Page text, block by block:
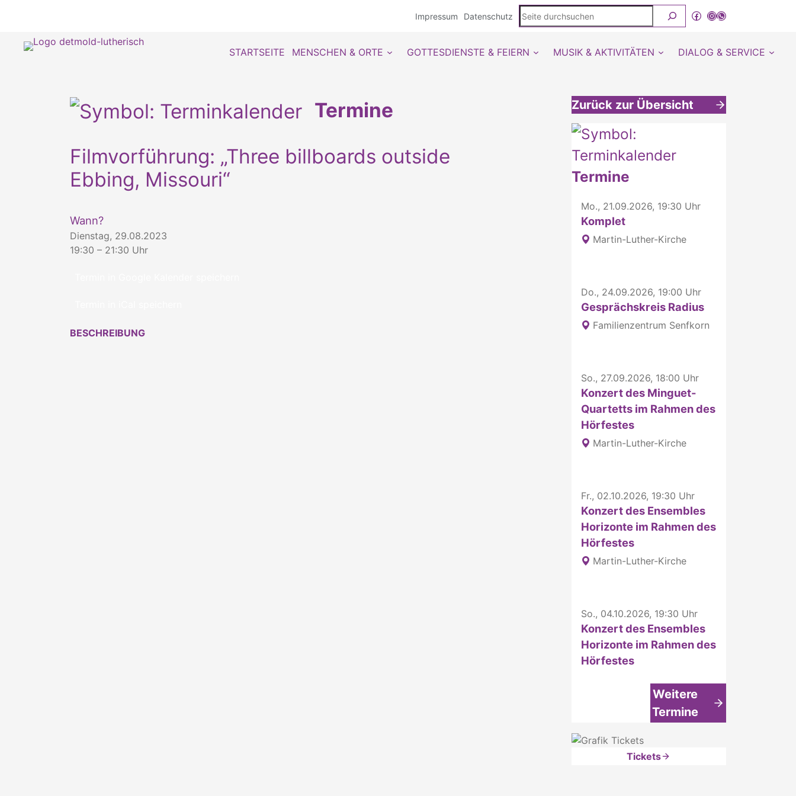
Impressum Datenschutz
Seite
durchsuchen
Facebook
Instagram
WhatsApp Kanal von detmold-lutherisch
STARTSEITE MENSCHEN & ORTE GOTTESDIENSTE & FEIERN MUSIK & AKTIVITÄTEN DIALOG & SERVICE
Termine
Filmvorführung: „Three billboards outside
Ebbing, Missouri“
Wann?
Dienstag, 29.08.2023
19:30 – 21:30 Uhr
BESCHREIBUNG
Zurück zur Übersicht
Weitere interessante Inhalte
Termine
Mo., 21.09.2026, 19:30 Uhr
Komplet
Martin-Luther-Kirche
Do., 24.09.2026, 19:00 Uhr
Gesprächskreis Radius
Familienzentrum Senfkorn
So., 27.09.2026, 18:00 Uhr
Konzert des Minguet-
Quartetts im Rahmen des
Hörfestes
Martin-Luther-Kirche
Fr., 02.10.2026, 19:30 Uhr
Konzert des Ensembles
Horizonte im Rahmen des
Hörfestes
Martin-Luther-Kirche
So., 04.10.2026, 19:30 Uhr
Konzert des Ensembles
Horizonte im Rahmen des
Hörfestes
Weitere
Termine
Tickets